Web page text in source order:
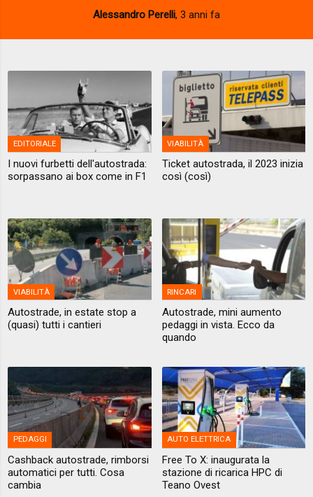
Alessandro Perelli, 3 anni fa
EDITORIALE
I nuovi furbetti dell'autostrada:
sorpassano ai box come in F1
VIABILITÀ
Ticket autostrada, il 2023 inizia
così (così)
VIABILITÀ
Autostrade, in estate stop a
(quasi) tutti i cantieri
RINCARI
Autostrade, mini aumento
pedaggi in vista. Ecco da
quando
PEDAGGI
Cashback autostrade, rimborsi
automatici per tutti. Cosa
cambia
AUTO ELETTRICA
Free To X: inaugurata la
stazione di ricarica HPC di
Teano Ovest